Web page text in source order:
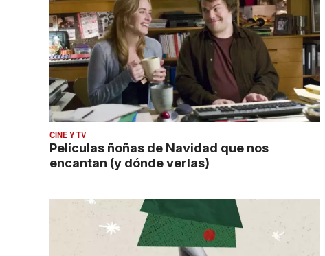
CINE Y TV
Películas ñoñas de Navidad que nos
encantan (y dónde verlas)